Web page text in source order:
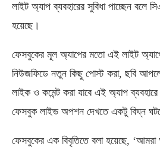
লাইট অ্যাপ ব্যবহারের সুবিধা পাচ্ছেন বলে
হয়েছে।
ফেসবুকের মূল অ্যাপের মতো এই লাইট
নিউজফিডে নতুন কিছু পোস্ট করা, ছবি
লাইক ও কমেন্ট করা যাবে এই অ্যাপ
ফেসবুক লাইভ অপশন দেখতে একটু বিঘ্ন
ফেসবুকের এক বিবৃতিতে বলা হয়েছে, ‘আমরা